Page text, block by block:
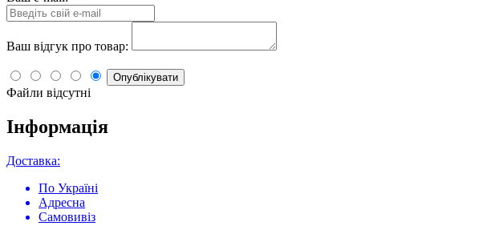
Ваш відгук про товар:
Опублікувати
Файли відсутні
Інформація
Доставка:
По Україні
Адресна
Самовивіз